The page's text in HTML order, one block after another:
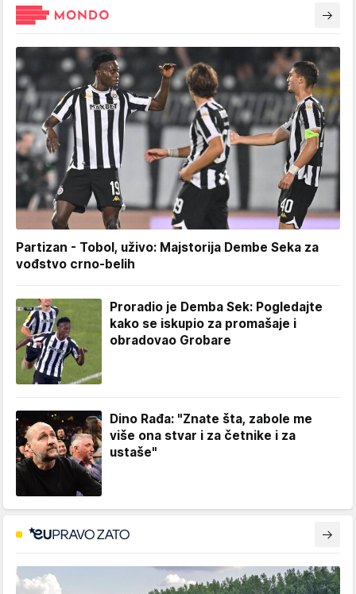
Partizan - Tobol, uživo: Majstorija Dembe Seka za
vođstvo crno-belih
Proradio je Demba Sek: Pogledajte
kako se iskupio za promašaje i
obradovao Grobare
Dino Rađa: "Znate šta, zabole me
više ona stvar i za četnike i za
ustaše"